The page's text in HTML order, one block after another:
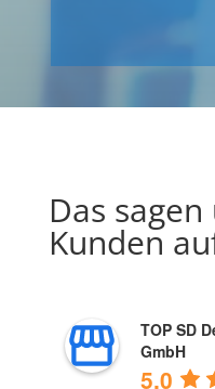
Das
Kunden
TOP SD
GmbH
5.0